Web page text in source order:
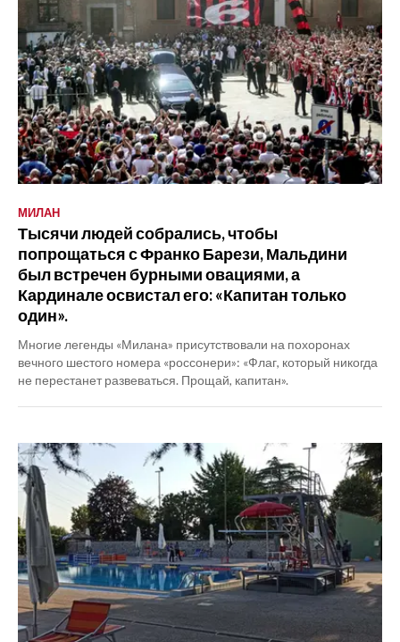
МИЛАН
Тысячи людей собрались, чтобы
попрощаться с Франко Барези, Мальдини
был встречен бурными овациями, а
Кардинале освистал его: «Капитан только
один».
Многие легенды «Милана» присутствовали на похоронах
вечного шестого номера «россонери»: «Флаг, который никогда
не перестанет развеваться. Прощай, капитан».